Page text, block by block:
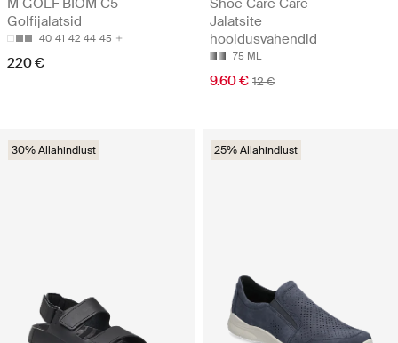
M GOLF BIOM C5 -
Golfijalatsid
40 41 42 44 45
220 €
Shoe Care Care -
Jalatsite
hooldusvahendid
75 ML
9.60 € 12 €
30% Allahindlust 25% Allahindlust